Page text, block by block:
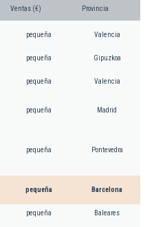
Ventas (€) Provincia
pequeña Valencia
pequeña Gipuzkoa
pequeña Valencia
pequeña Madrid
pequeña Pontevedra
pequeña Barcelona
pequeña Baleares